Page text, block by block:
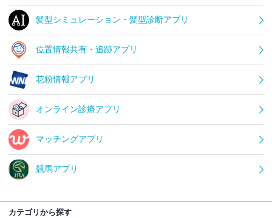
髪型シミュレーション・髪型診断アプリ
位置情報共有・追跡アプリ
花粉情報アプリ
オンライン診療アプリ
マッチングアプリ
競馬アプリ
カテゴリから探す